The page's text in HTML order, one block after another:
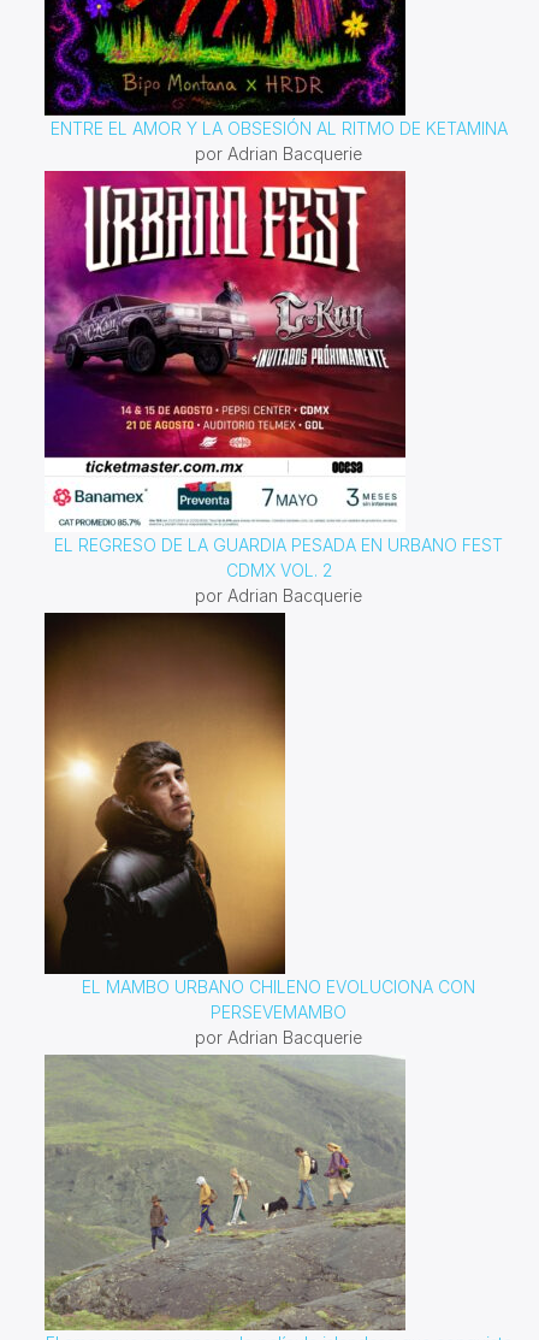
ENTRE EL AMOR Y LA OBSESIÓN AL RITMO DE KETAMINA
por Adrian Bacquerie
EL REGRESO DE LA GUARDIA PESADA EN URBANO FEST
CDMX VOL. 2
por Adrian Bacquerie
EL MAMBO URBANO CHILENO EVOLUCIONA CON
PERSEVEMAMBO
por Adrian Bacquerie